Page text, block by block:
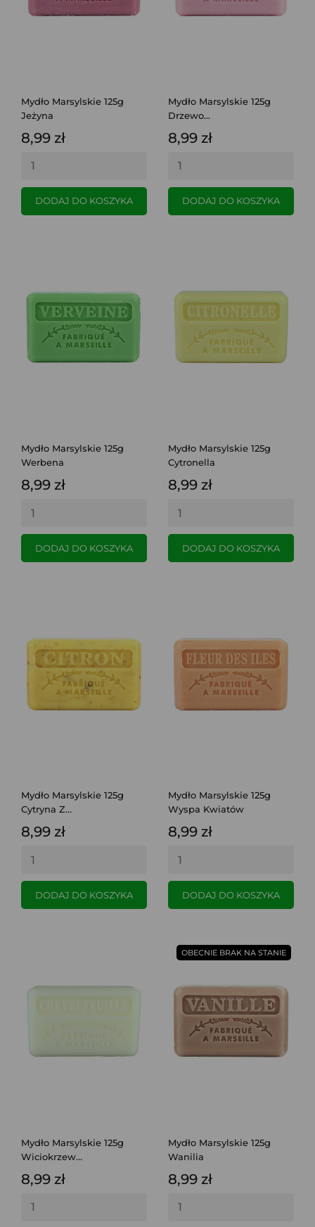
Mydło Marsylskie 125g
Jeżyna
8,99 zł
DODAJ DO KOSZYKA
Mydło Marsylskie 125g
Drzewo...
8,99 zł
DODAJ DO KOSZYKA
Mydło Marsylskie 125g
Werbena
8,99 zł
DODAJ DO KOSZYKA
Mydło Marsylskie 125g
Cytronella
8,99 zł
DODAJ DO KOSZYKA
Mydło Marsylskie 125g
Cytryna Z...
8,99 zł
DODAJ DO KOSZYKA
Mydło Marsylskie 125g
Wyspa Kwiatów
8,99 zł
DODAJ DO KOSZYKA
Mydło Marsylskie 125g
Wiciokrzew...
8,99 zł
Mydło Marsylskie 125g
Wanilia
8,99 zł
OBECNIE BRAK NA STANIE